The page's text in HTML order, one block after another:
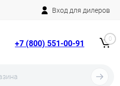
Вход для дилеров
+7 (800) 551-00-91 0